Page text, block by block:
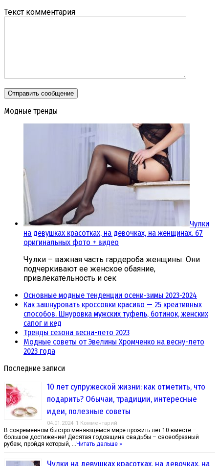
Текст комментария
Модные тренды
Чулки
на девушках красотках, на девочках, на женщинах. 67
оригинальных фото + видео
Чулки – важная часть гардероба женщины. Они
подчеркивают ее женское обаяние,
привлекательность и сек
Основные модные тенденции осени-зимы 2023-2024
Как зашнуровать кроссовки красиво — 25 креативных
способов. Шнуровка мужских туфель, ботинок, женских
сапог и кед
Тренды сезона весна-лето 2023
Модные советы от Эвелины Хромченко на весну-лето
2023 года
Последние записи
10 лет супружеской жизни: как отметить, что
подарить? Обычаи, традиции, интересные
идеи, полезные советы
04.01.2024 1 Комментарий
В современном быстро меняющемся мире прожить лет 10 вместе –
большое достижение! Десятая годовщина свадьбы – своеобразный
рубеж, пройдя который, …Читать дальше »
Чулки на девушках красотках, на девочках, на